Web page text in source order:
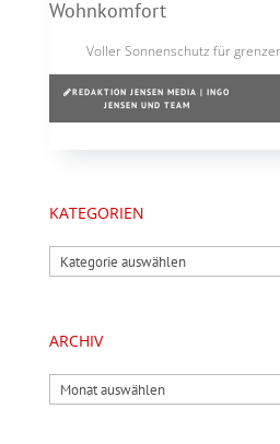
Voller Sonnenschutz für
REDAKTION JENSEN MEDIA | INGO
JENSEN UND TEAM
KATEGORIEN
Kategorien
ARCHIV
Archiv